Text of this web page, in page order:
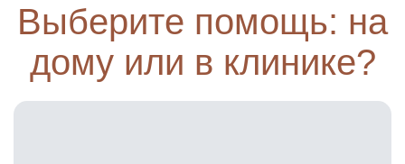
Выберите помощь: на
дому или в клинике?